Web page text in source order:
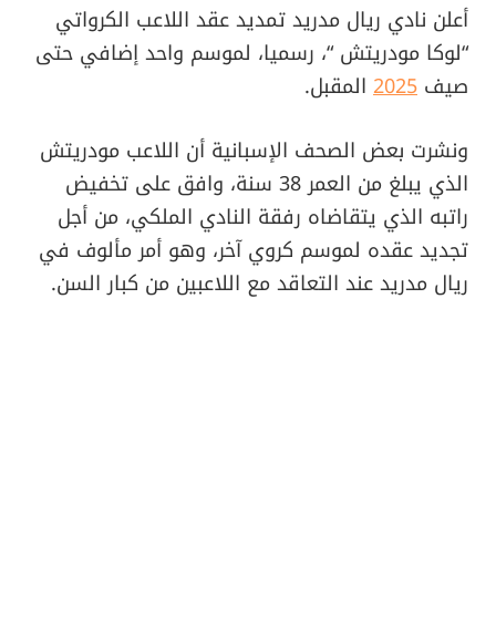
أعلن نادي ريال مدريد تمديد عقد اللاعب الكرواتي
“لوكا مودريتش “، رسميا، لموسم واحد إضافي حتى
صيف 2025 المقبل.
ونشرت بعض الصحف الإسبانية أن اللاعب مودريتش
الذي يبلغ من العمر 38 سنة، وافق على تخفيض
راتبه الذي يتقاضاه رفقة النادي الملكي، من أجل
تجديد عقده لموسم كروي آخر، وهو أمر مألوف في
ريال مدريد عند التعاقد مع اللاعبين من كبار السن.